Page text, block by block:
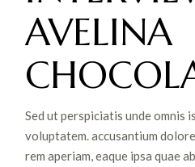
AVELINA
Sed ut perspiciatis unde omnis
voluptatem. accusantium
rem aperiam, eaque ipsa quae